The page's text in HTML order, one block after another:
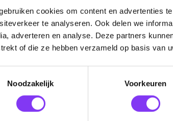
cookies om content en advertenties
te analyseren. Ook delen we
adverteren en analyse. Deze partners
of die ze hebben verzameld op basis van
Noodzakelijk
Voorkeuren
reisplan
aangegeven)
€25,- per boeking
per persoon
€3,- per persoon